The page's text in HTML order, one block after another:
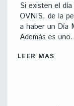
Si existen el
OVNIS, de la
a haber un Día
Además es
LEER MÁS